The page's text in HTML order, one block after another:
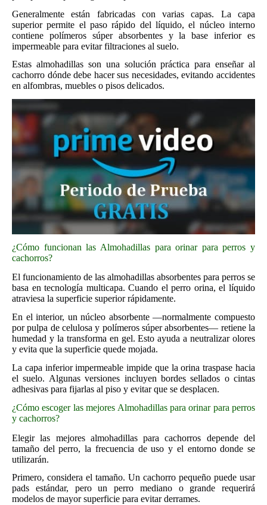
Generalmente están fabricadas con varias capas. La capa
superior permite el paso rápido del líquido, el núcleo interno
contiene polímeros súper absorbentes y la base inferior es
impermeable para evitar filtraciones al suelo.
Estas almohadillas son una solución práctica para enseñar al
cachorro dónde debe hacer sus necesidades, evitando accidentes
en alfombras, muebles o pisos delicados.
¿Cómo funcionan las Almohadillas para orinar para perros y
cachorros?
El funcionamiento de las almohadillas absorbentes para perros se
basa en tecnología multicapa. Cuando el perro orina, el líquido
atraviesa la superficie superior rápidamente.
En el interior, un núcleo absorbente —normalmente compuesto
por pulpa de celulosa y polímeros súper absorbentes— retiene la
humedad y la transforma en gel. Esto ayuda a neutralizar olores
y evita que la superficie quede mojada.
La capa inferior impermeable impide que la orina traspase hacia
el suelo. Algunas versiones incluyen bordes sellados o cintas
adhesivas para fijarlas al piso y evitar que se desplacen.
¿Cómo escoger las mejores Almohadillas para orinar para perros
y cachorros?
Elegir las mejores almohadillas para cachorros depende del
tamaño del perro, la frecuencia de uso y el entorno donde se
utilizarán.
Primero, considera el tamaño. Un cachorro pequeño puede usar
pads estándar, pero un perro mediano o grande requerirá
modelos de mayor superficie para evitar derrames.